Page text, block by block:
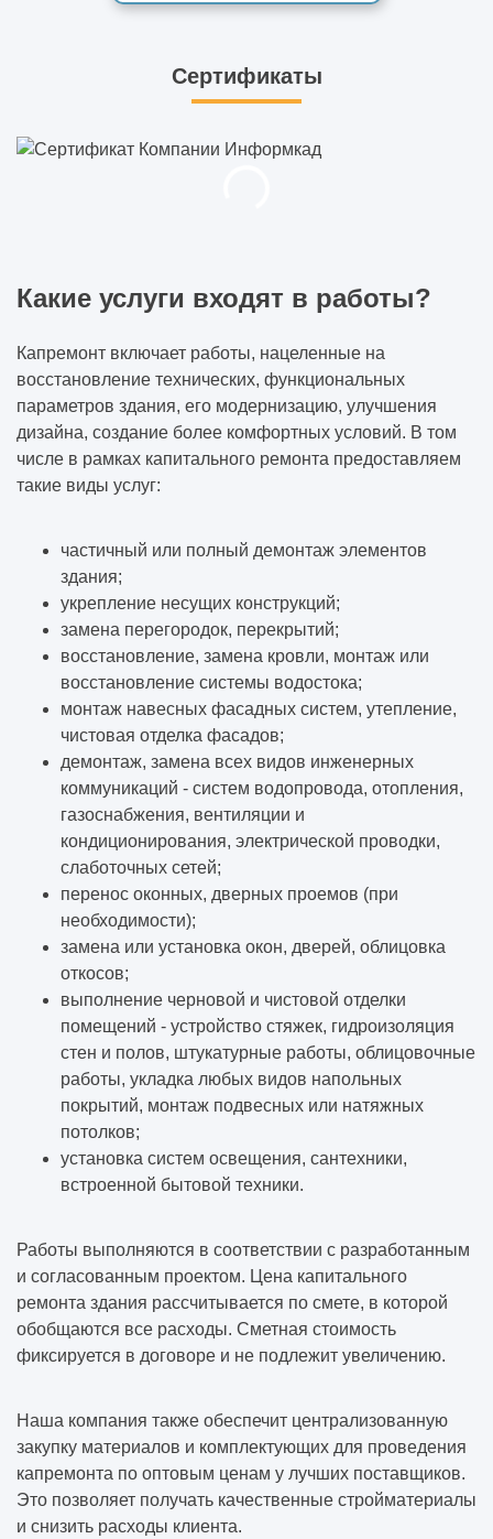
Сертификаты
Какие услуги входят в работы?
Капремонт включает работы, нацеленные на
восстановление технических, функциональных
параметров здания, его модернизацию, улучшения
дизайна, создание более комфортных условий. В том
числе в рамках капитального ремонта предоставляем
такие виды услуг:
частичный или полный демонтаж элементов
здания;
укрепление несущих конструкций;
замена перегородок, перекрытий;
восстановление, замена кровли, монтаж или
восстановление системы водостока;
монтаж навесных фасадных систем, утепление,
чистовая отделка фасадов;
демонтаж, замена всех видов инженерных
коммуникаций - систем водопровода, отопления,
газоснабжения, вентиляции и
кондиционирования, электрической проводки,
слаботочных сетей;
перенос оконных, дверных проемов (при
необходимости);
замена или установка окон, дверей, облицовка
откосов;
выполнение черновой и чистовой отделки
помещений - устройство стяжек, гидроизоляция
стен и полов, штукатурные работы, облицовочные
работы, укладка любых видов напольных
покрытий, монтаж подвесных или натяжных
потолков;
установка систем освещения, сантехники,
встроенной бытовой техники.
Работы выполняются в соответствии с разработанным
и согласованным проектом. Цена капитального
ремонта здания рассчитывается по смете, в которой
обобщаются все расходы. Сметная стоимость
фиксируется в договоре и не подлежит увеличению.
Наша компания также обеспечит централизованную
закупку материалов и комплектующих для проведения
капремонта по оптовым ценам у лучших поставщиков.
Это позволяет получать качественные стройматериалы
и снизить расходы клиента.